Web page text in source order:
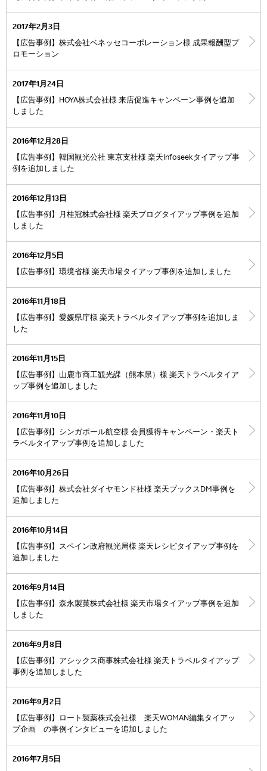
2017年2月3日
【広告事例】株式会社ベネッセコーポレーション様 成果報酬型プ
ロモーション
2017年1月24日
【広告事例】HOYA株式会社様 来店促進キャンペーン事例を追加
しました
2016年12月28日
【広告事例】韓国観光公社 東京支社様 楽天Infoseekタイアップ事
例を追加しました
2016年12月13日
【広告事例】月桂冠株式会社様 楽天ブログタイアップ事例を追加
しました
2016年12月5日
【広告事例】環境省様 楽天市場タイアップ事例を追加しました
2016年11月18日
【広告事例】愛媛県庁様 楽天トラベルタイアップ事例を追加しま
した
2016年11月15日
【広告事例】山鹿市商工観光課（熊本県）様 楽天トラベルタイア
ップ事例を追加しました
2016年11月10日
【広告事例】シンガポール航空様 会員獲得キャンペーン・楽天ト
ラベルタイアップ事例を追加しました
2016年10月26日
【広告事例】株式会社ダイヤモンド社様 楽天ブックスDM事例を
追加しました
2016年10月14日
【広告事例】スペイン政府観光局様 楽天レシピタイアップ事例を
追加しました
2016年9月14日
【広告事例】森永製菓株式会社様 楽天市場タイアップ事例を追加
しました
2016年9月8日
【広告事例】アシックス商事株式会社様 楽天トラベルタイアップ
事例を追加しました
2016年9月2日
【広告事例】ロート製薬株式会社様 楽天WOMAN編集タイアッ
プ企画 の事例インタビューを追加しました
2016年7月5日